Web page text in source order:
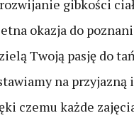
gibkości
okazja do
Twoją pasję do
na przyjazną
czemu każde